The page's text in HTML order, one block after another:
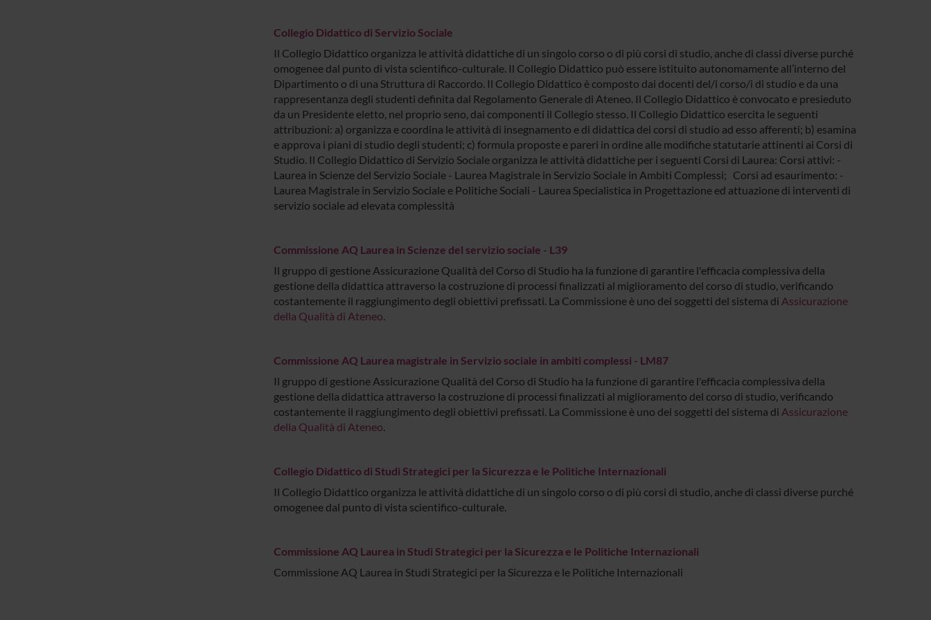
Collegio Didattico di Servizio Sociale
Il Collegio Didattico organizza le attività didattiche di un singolo corso o di più corsi di studio, anche di classi diverse purché
omogenee dal punto di vista scientifico-culturale. Il Collegio Didattico può essere istituito autonomamente all’interno del
Dipartimento o di una Struttura di Raccordo. Il Collegio Didattico è composto dai docenti del/i corso/i di studio e da una
rappresentanza degli studenti definita dal Regolamento Generale di Ateneo. Il Collegio Didattico è convocato e presieduto
da un Presidente eletto, nel proprio seno, dai componenti il Collegio stesso. Il Collegio Didattico esercita le seguenti
attribuzioni: a) organizza e coordina le attività di insegnamento e di didattica dei corsi di studio ad esso afferenti; b) esamina
e approva i piani di studio degli studenti; c) formula proposte e pareri in ordine alle modifiche statutarie attinenti ai Corsi di
Studio. Il Collegio Didattico di Servizio Sociale organizza le attività didattiche per i seguenti Corsi di Laurea: Corsi attivi: -
Laurea in Scienze del Servizio Sociale - Laurea Magistrale in Servizio Sociale in Ambiti Complessi; Corsi ad esaurimento: -
Laurea Magistrale in Servizio Sociale e Politiche Sociali - Laurea Specialistica in Progettazione ed attuazione di interventi di
servizio sociale ad elevata complessità
Commissione AQ Laurea in Scienze del servizio sociale - L39
Il gruppo di gestione Assicurazione Qualità del Corso di Studio ha la funzione di garantire l'efficacia complessiva della
gestione della didattica attraverso la costruzione di processi finalizzati al miglioramento del corso di studio, verificando
costantemente il raggiungimento degli obiettivi prefissati. La Commissione è uno dei soggetti del sistema di Assicurazione
della Qualità di Ateneo.
Commissione AQ Laurea magistrale in Servizio sociale in ambiti complessi - LM87
Il gruppo di gestione Assicurazione Qualità del Corso di Studio ha la funzione di garantire l'efficacia complessiva della
gestione della didattica attraverso la costruzione di processi finalizzati al miglioramento del corso di studio, verificando
costantemente il raggiungimento degli obiettivi prefissati. La Commissione è uno dei soggetti del sistema di Assicurazione
della Qualità di Ateneo.
Collegio Didattico di Studi Strategici per la Sicurezza e le Politiche Internazionali
Il Collegio Didattico organizza le attività didattiche di un singolo corso o di più corsi di studio, anche di classi diverse purché
omogenee dal punto di vista scientifico-culturale.
Commissione AQ Laurea in Studi Strategici per la Sicurezza e le Politiche Internazionali
Commissione AQ Laurea in Studi Strategici per la Sicurezza e le Politiche Internazionali